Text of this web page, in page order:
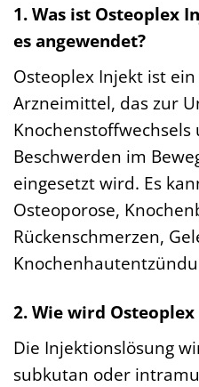
1. Was ist Osteoplex
es angewendet?
Osteoplex Injekt ist
Arzneimittel, das zur
Beschwerden im
eingesetzt wird. Es
Osteoporose,
Rückenschmerzen,
2. Wie wird
Die Injektionslösung
subkutan oder